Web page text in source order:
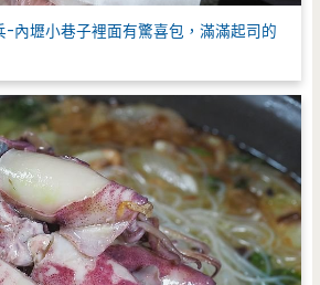
內壢小巷子裡面有驚喜包，滿滿起司的